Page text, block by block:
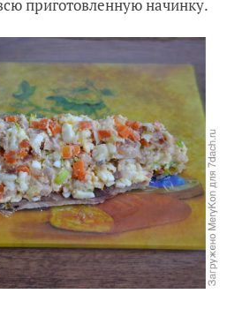
приготовленную начинку.